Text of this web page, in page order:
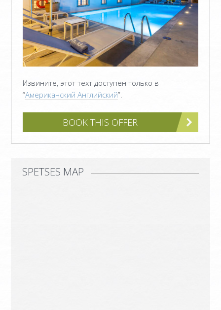
МЕЗОНЕТ ПОВЫШЕННОЙ
КОМФОРТНОСТИ – 3 BEDROOM
SUITE
OLD MANSION
ФОТО
УСЛУГИ
ORLOFF РЕСТОРАН
ОСТРОВ
Извините, этот техт доступен только в
“Американский Английский”.
BOOK THIS OFFER
SPETSES MAP